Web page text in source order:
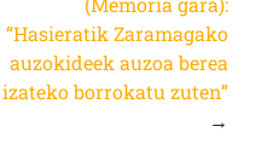
“Hasieratik Zaramagako
auzokideek auzoa berea
izateko borrokatu zuten”
→